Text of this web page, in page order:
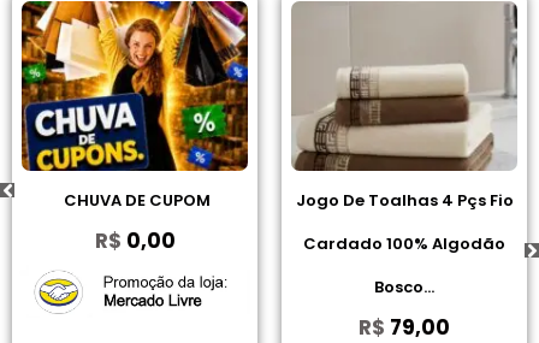
CHUVA DE CUPOM
R$ 0,00
Jogo De Toalhas 4 Pçs Fio
Cardado 100% Algodão
Bosco...
R$ 79,00